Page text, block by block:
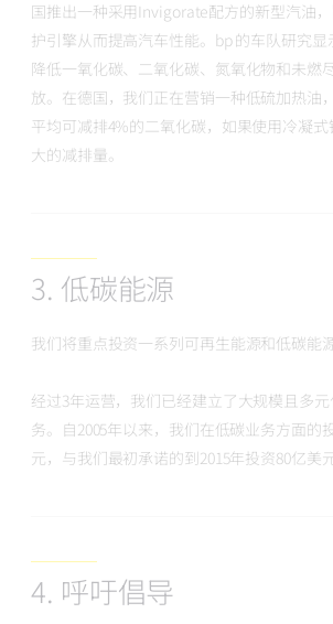
国推出一种采用Invigorate配方的新型汽油
护引擎从而提高汽车性能。bp 的车队研究
降低一氧化碳、二氧化碳、氮氧化物和未燃
放。在德国，我们正在营销一种低硫加热油
平均可减排4%的二氧化碳，如果使用冷凝
大的减排量。
3. 低碳能源
我们将重点投资一系列可再生能源和低碳能
经过3年运营，我们已经建立了大规模且多
务。自2005年以来，我们在低碳业务方面的
元，与我们最初承诺的到2015年投资80亿美
4. 呼吁倡导